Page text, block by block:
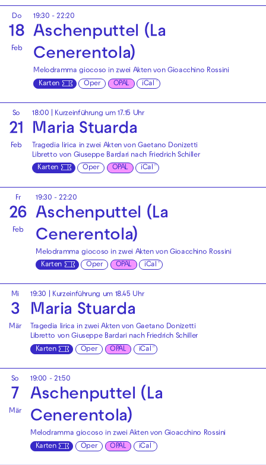
Do
18
Feb
19:30 - 22:20
Aschenputtel (La
Cenerentola)
Melodramma giocoso in zwei Akten von Gioacchino Rossini
Karten
Oper OPAL iCal
So
21
Feb
18:00 | Kurzeinführung um 17.15 Uhr
Maria Stuarda
Tragedia lirica in zwei Akten von Gaetano Donizetti
Libretto von Giuseppe Bardari nach Friedrich Schiller
Karten
Oper OPAL iCal
Fr
26
Feb
19:30 - 22:20
Aschenputtel (La
Cenerentola)
Melodramma giocoso in zwei Akten von Gioacchino Rossini
Karten
Oper OPAL iCal
Mi
3
Mär
19:30 | Kurzeinführung um 18.45 Uhr
Maria Stuarda
Tragedia lirica in zwei Akten von Gaetano Donizetti
Libretto von Giuseppe Bardari nach Friedrich Schiller
Karten
Oper OPAL iCal
So
7
Mär
19:00 - 21:50
Aschenputtel (La
Cenerentola)
Melodramma giocoso in zwei Akten von Gioacchino Rossini
Karten
Oper OPAL iCal